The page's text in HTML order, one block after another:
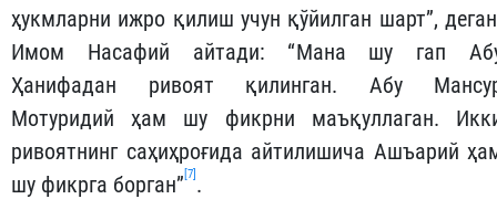
ҳукмларни ижро қилиш учун қўйилган шарт”,
Имом Насафий айтади: “Мана шу гап
Ҳанифадан ривоят қилинган. Абу
Мотуридий ҳам шу фикрни маъқуллаган.
ривоятнинг саҳиҳроғида айтилишича Ашъарий
шу фикрга борган”[7] .